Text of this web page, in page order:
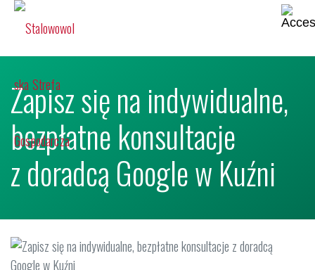
Zapisz się na indywidualne,
bezpłatne konsultacje
z doradcą Google w Kuźni